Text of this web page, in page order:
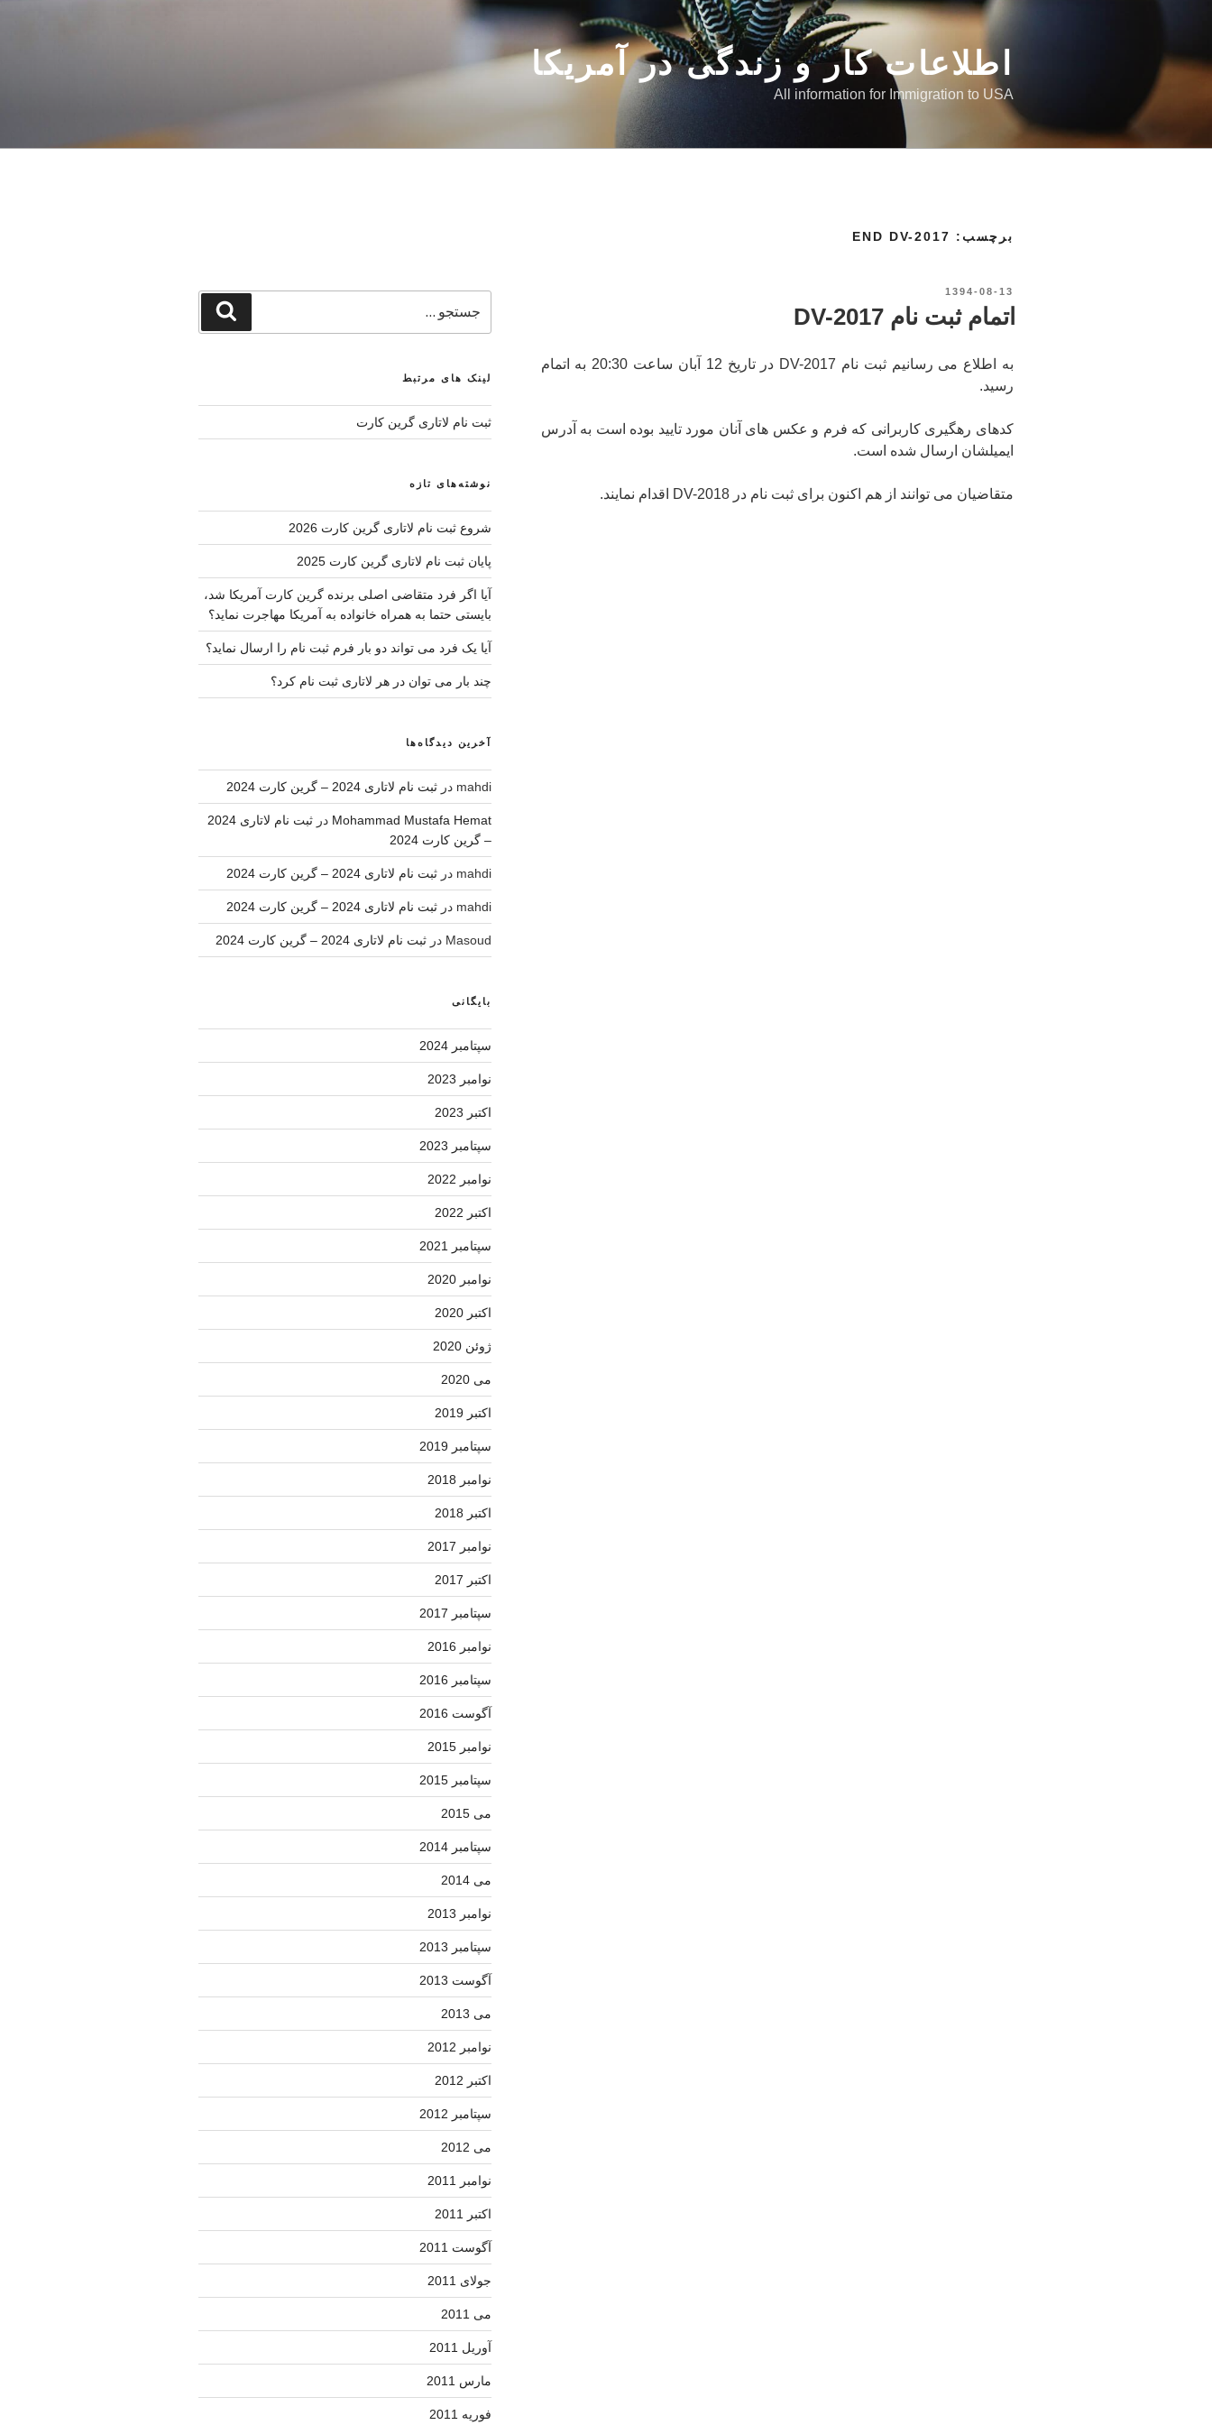
اطلاعات کار و زندگی در آمریکا
All information for Immigration to USA
برچسب: END DV-2017
نوشته‌شده
در
1394-08-13
اتمام ثبت نام DV-2017
به اطلاع می رسانیم ثبت نام DV-2017 در تاریخ 12 آبان ساعت 20:30 به اتمام
رسید.
کدهای رهگیری کاربرانی که فرم و عکس های آنان مورد تایید بوده است به آدرس
ایمیلشان ارسال شده است.
متقاضیان می توانند از هم اکنون برای ثبت نام در DV-2018 اقدام نمایند.
برای
لینک های مرتبط
ثبت نام لاتاری گرین کارت
نوشته‌های تازه
شروع ثبت نام لاتاری گرین کارت 2026
پایان ثبت نام لاتاری گرین کارت 2025
آیا اگر فرد متقاضی اصلی برنده گرین کارت آمریکا شد،
بایستی حتما به همراه خانواده به آمریکا مهاجرت نماید؟
آیا یک فرد می تواند دو بار فرم ثبت نام را ارسال نماید؟
چند بار می توان در هر لاتاری ثبت نام کرد؟
آخرین دیدگاه‌ها
mahdi در ثبت نام لاتاری 2024 – گرین کارت 2024
Mohammad Mustafa Hemat در
ثبت نام لاتاری 2024
– گرین کارت 2024
mahdi در ثبت نام لاتاری 2024 – گرین کارت 2024
mahdi در ثبت نام لاتاری 2024 – گرین کارت 2024
Masoud در ثبت نام لاتاری 2024 – گرین کارت 2024
بایگانی
سپتامبر 2024
نوامبر 2023
اکتبر 2023
سپتامبر 2023
نوامبر 2022
اکتبر 2022
سپتامبر 2021
نوامبر 2020
اکتبر 2020
ژوئن 2020
می 2020
اکتبر 2019
سپتامبر 2019
نوامبر 2018
اکتبر 2018
نوامبر 2017
اکتبر 2017
سپتامبر 2017
نوامبر 2016
سپتامبر 2016
آگوست 2016
نوامبر 2015
سپتامبر 2015
می 2015
سپتامبر 2014
می 2014
نوامبر 2013
سپتامبر 2013
آگوست 2013
می 2013
نوامبر 2012
اکتبر 2012
سپتامبر 2012
می 2012
نوامبر 2011
اکتبر 2011
آگوست 2011
جولای 2011
می 2011
آوریل 2011
مارس 2011
فوریه 2011